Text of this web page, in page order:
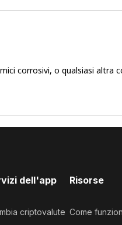
corrosivi, o qualsiasi altra
dell'app
criptovalute
Risorse
Come